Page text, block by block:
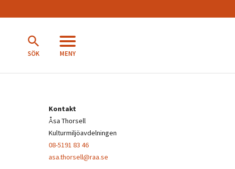
SÖK MENY
Kontakt
Åsa Thorsell
Kulturmiljöavdelningen
08-5191 83 46
asa.thorsell@raa.se